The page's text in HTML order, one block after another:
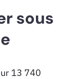
sous
13 740